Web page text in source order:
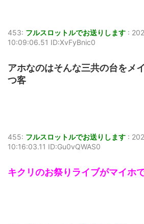
453: フルスロットルでお送りします :
10:09:06.51 ID:XvFyBnic0
アホなのはそんな三共の台をメ
つ客
455: フルスロットルでお送りします :
10:16:03.11 ID:Gu0vQWAS0
キクリのお祭りライブがマイホ